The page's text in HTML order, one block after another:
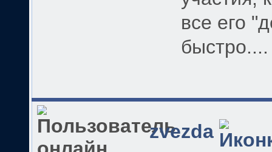
все его
быстро....
zvezda